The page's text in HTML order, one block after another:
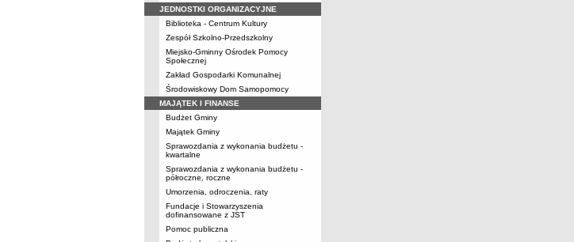
JEDNOSTKI ORGANIZACYJNE
Biblioteka - Centrum Kultury
Zespół Szkolno-Przedszkolny
Miejsko-Gminny Ośrodek Pomocy
Społecznej
Zakład Gospodarki Komunalnej
Środowiskowy Dom Samopomocy
MAJĄTEK I FINANSE
Budżet Gminy
Majątek Gminy
Sprawozdania z wykonania budżetu -
kwartalne
Sprawozdania z wykonania budżetu -
półroczne, roczne
Umorzenia, odroczenia, raty
Fundacje i Stowarzyszenia
dofinansowane z JST
Pomoc publiczna